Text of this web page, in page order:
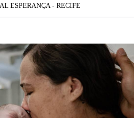
ESPERANÇA - RECIFE